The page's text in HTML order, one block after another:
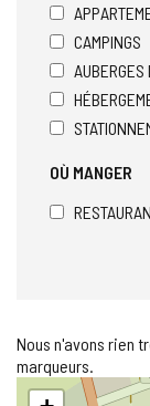
CAMPINGS
OÙ MANGER
Nous n'avons rien
marqueurs.
Sauter